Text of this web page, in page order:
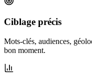
Ciblage précis
Mots-clés, audiences,
bon moment.